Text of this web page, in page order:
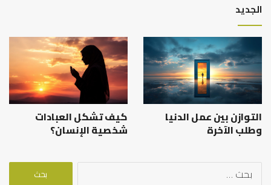
الجديد
التوازن بين عمل الدنيا
وطلب الآخرة
كيف تشكل العبادات
شخصية الإنسان؟
البحث